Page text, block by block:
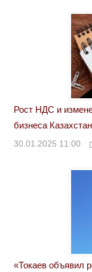
Рост НДС и
бизнеса
30.01.2025 11:00
«Токаев объявил